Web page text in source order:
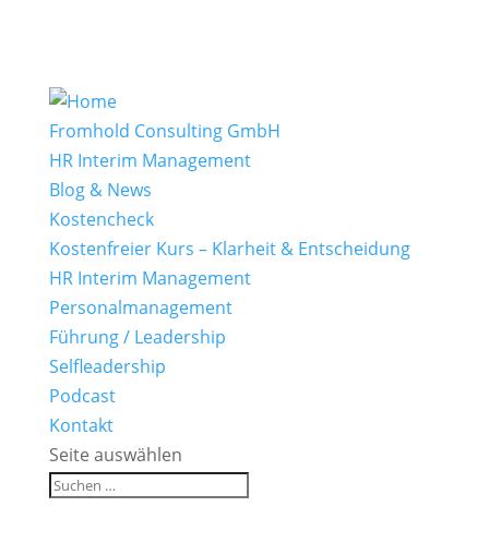
Fromhold Consulting GmbH
HR Interim Management
Blog & News
Kostencheck
Kostenfreier Kurs – Klarheit & Entscheidung
HR Interim Management
Personalmanagement
Führung / Leadership
Selfleadership
Podcast
Kontakt
Seite auswählen